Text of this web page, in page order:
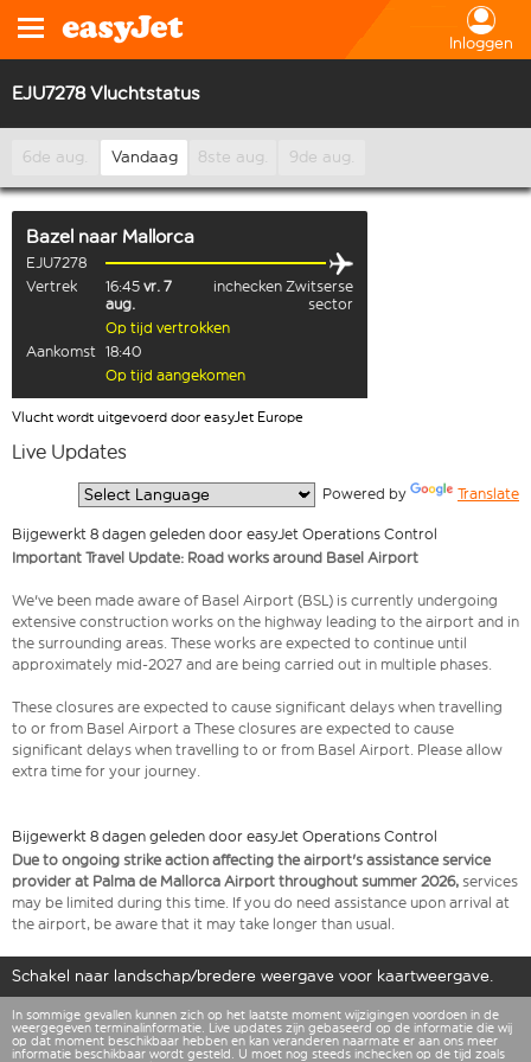
Inloggen
EJU7278 Vluchtstatus
6de aug. Vandaag 8ste aug. 9de aug.
Bazel naar Mallorca
EJU7278
Vertrek
16:45 vr. 7
aug.
inchecken Zwitserse
sector
Op tijd vertrokken
Aankomst 18:40
Op tijd aangekomen
Vlucht wordt uitgevoerd door easyJet Europe
Live Updates
Powered by Translate
Bijgewerkt 8 dagen geleden door easyJet Operations Control
Important Travel Update: Road works around Basel Airport
We've been made aware of Basel Airport (BSL) is currently undergoing
extensive construction works on the highway leading to the airport and in
the surrounding areas. These works are expected to continue until
approximately mid-2027 and are being carried out in multiple phases.
These closures are expected to cause significant delays when travelling
to or from Basel Airport a These closures are expected to cause
significant delays when travelling to or from Basel Airport. Please allow
extra time for your journey.
Bijgewerkt 8 dagen geleden door easyJet Operations Control
Due to ongoing strike action affecting the airport's assistance service
provider at Palma de Mallorca Airport throughout summer 2026, services
may be limited during this time. If you do need assistance upon arrival at
the airport, be aware that it may take longer than usual.
Schakel naar landschap/bredere weergave voor kaartweergave.
In sommige gevallen kunnen zich op het laatste moment wijzigingen voordoen in de
weergegeven terminalinformatie. Live updates zijn gebaseerd op de informatie die wij
op dat moment beschikbaar hebben en kan veranderen naarmate er aan ons meer
informatie beschikbaar wordt gesteld. U moet nog steeds inchecken op de tijd zoals